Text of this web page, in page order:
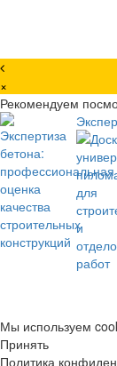
×
Рекомендуем
Мы используем
Принять
Политика